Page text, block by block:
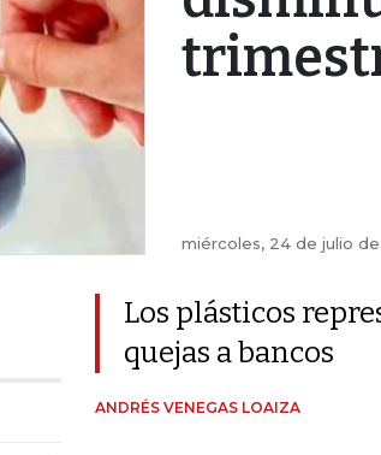
miércoles, 24 de julio de
Los plásticos
quejas a bancos
ANDRÉS VENEGAS LOAIZA